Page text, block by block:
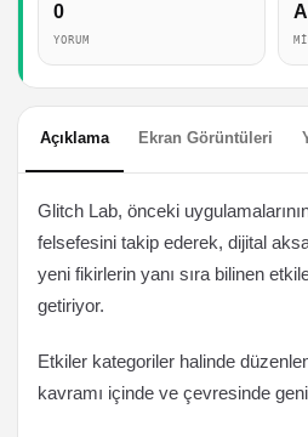
0
YORUM
Açıklama Ekran Görüntüleri
Glitch Lab, önceki
felsefesini takip ederek, dijital
yeni fikirlerin yanı sıra bilinen
getiriyor.
Etkiler kategoriler halinde
kavramı içinde ve çevresinde